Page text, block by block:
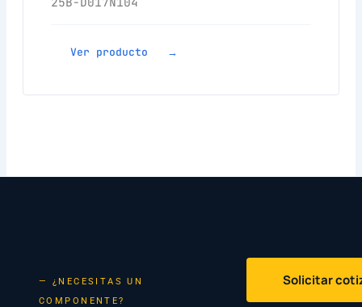
Ver producto →
— ¿NECESITAS UN
COMPONENTE?
Solicitar